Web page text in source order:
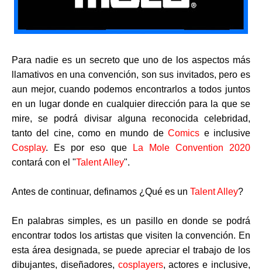
Para nadie es un secreto que uno de los aspectos más
llamativos en una convención, son sus invitados, pero es
aun mejor, cuando podemos encontrarlos a todos juntos
en un lugar donde en cualquier dirección para la que se
mire, se podrá divisar alguna reconocida celebridad,
tanto del cine, como en mundo deComics e inclusive
Cosplay. Es por eso que
La Mole Convention 2020
contará con el "Talent Alley".
Antes de continuar, definamos ¿Qué es un Talent Alley?
En palabras simples, es un pasillo en donde se podrá
encontrar todos los artistas que visiten la convención. En
esta área designada, se puede apreciar el trabajo de los
dibujantes, diseñadores, cosplayers, actores e inclusive,